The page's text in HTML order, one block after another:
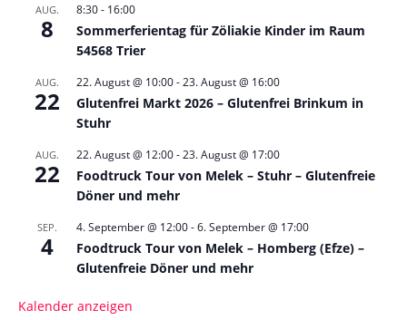
AUG.
8
8:30- 16:00
Sommerferientag für Zöliakie Kinder im Raum
54568 Trier
AUG.
22
22. August @ 10:00-23. August @ 16:00
Glutenfrei Markt 2026 – Glutenfrei Brinkum in
Stuhr
AUG.
22
22. August @ 12:00-23. August @ 17:00
Foodtruck Tour von Melek – Stuhr – Glutenfreie
Döner und mehr
SEP.
4
4. September @ 12:00-6. September @ 17:00
Foodtruck Tour von Melek – Homberg (Efze) –
Glutenfreie Döner und mehr
Kalender anzeigen